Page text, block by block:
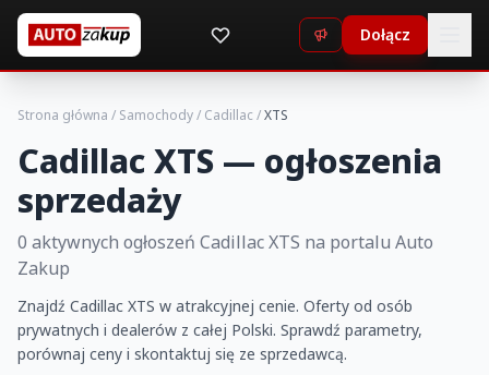
Dołącz
Strona główna / Samochody/ Cadillac/XTS
Cadillac XTS — ogłoszenia
sprzedaży
0 aktywnych ogłoszeń Cadillac XTS na portalu Auto
Zakup
Znajdź Cadillac XTS w atrakcyjnej cenie. Oferty od osób
prywatnych i dealerów z całej Polski. Sprawdź parametry,
porównaj ceny i skontaktuj się ze sprzedawcą.